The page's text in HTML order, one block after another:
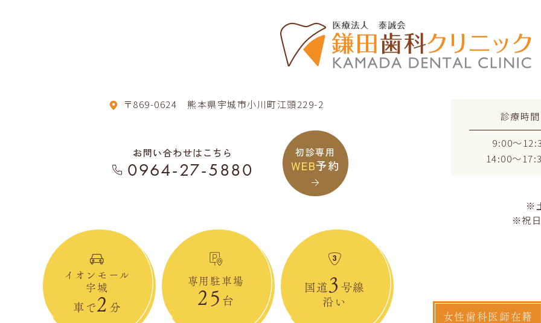
〒869-0624熊本県宇城市小川町江頭229-2
お問い合わせはこちら
0964-27-5880
初診専用
WEB予約
診療時間
9:00～
14:00～
※
※祝日
イオンモール
宇城
車で 2 分
専用駐車場
25 台
国道 3 号線
沿い
女性歯科医師在籍